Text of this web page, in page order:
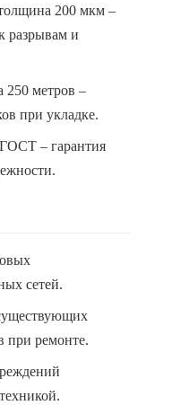
200 мкм –
разрывам и
250 метров –
при укладке.
– гарантия
сетей.
при ремонте.